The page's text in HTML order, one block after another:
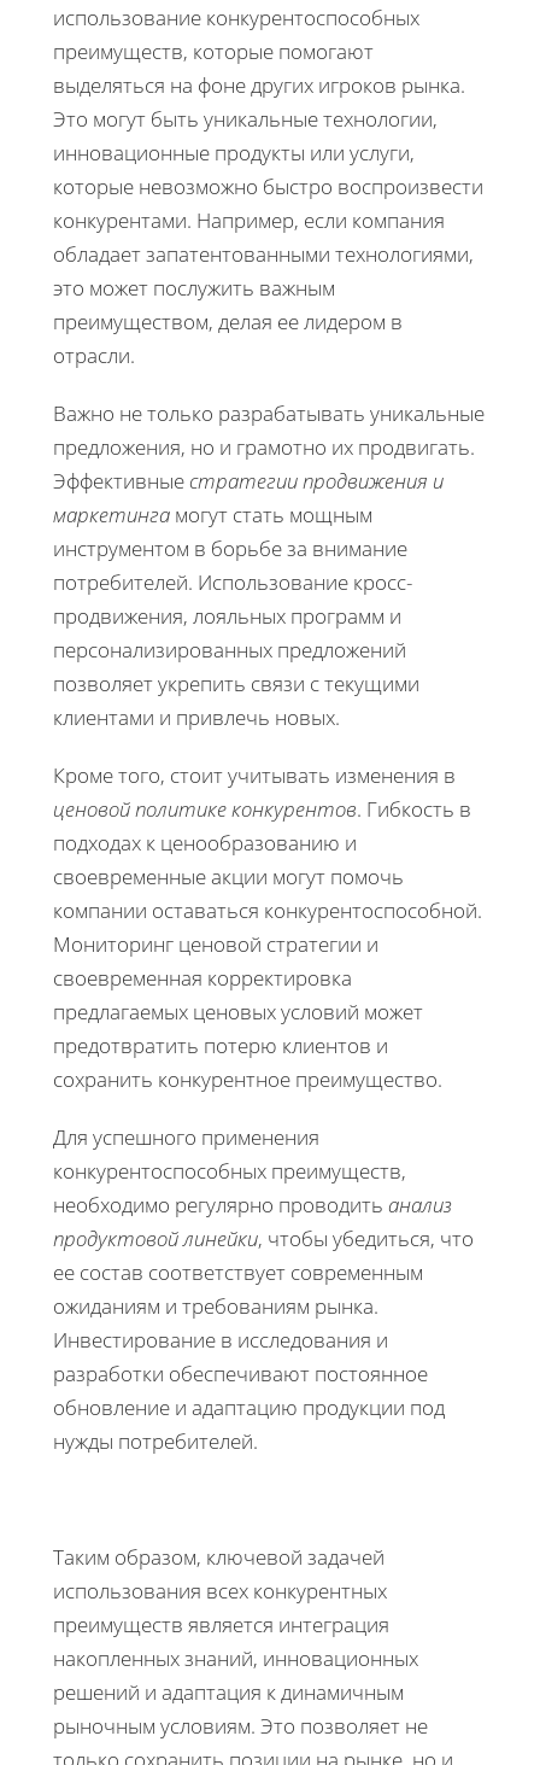
использование конкурентоспособных
преимуществ, которые помогают
выделяться на фоне других игроков рынка.
Это могут быть уникальные технологии,
инновационные продукты или услуги,
которые невозможно быстро воспроизвести
конкурентами. Например, если компания
обладает запатентованными технологиями,
это может послужить важным
преимуществом, делая ее лидером в
отрасли.
Важно не только разрабатывать уникальные
предложения, но и грамотно их продвигать.
Эффективныестратегии продвижения и
маркетинга могут стать мощным
инструментом в борьбе за внимание
потребителей. Использование кросс-
продвижения, лояльных программ и
персонализированных предложений
позволяет укрепить связи с текущими
клиентами и привлечь новых.
Кроме того, стоит учитывать изменения в
ценовой политике конкурентов. Гибкость в
подходах к ценообразованию и
своевременные акции могут помочь
компании оставаться конкурентоспособной.
Мониторинг ценовой стратегии и
своевременная корректировка
предлагаемых ценовых условий может
предотвратить потерю клиентов и
сохранить конкурентное преимущество.
Для успешного применения
конкурентоспособных преимуществ,
необходимо регулярно проводить анализ
продуктовой линейки, чтобы убедиться, что
ее состав соответствует современным
ожиданиям и требованиям рынка.
Инвестирование в исследования и
разработки обеспечивают постоянное
обновление и адаптацию продукции под
нужды потребителей.
Таким образом, ключевой задачей
использования всех конкурентных
преимуществ является интеграция
накопленных знаний, инновационных
решений и адаптация к динамичным
рыночным условиям. Это позволяет не
только сохранить позиции на рынке, но и